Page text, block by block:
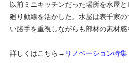
以前ミニキッチンだった場所を水屋
廻り動線を活かした。水屋は表千家
い勝手を重視しながらも部材の素材感
詳しくはこちら→ リノベーション特集